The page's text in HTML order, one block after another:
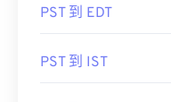
PST 到 EDT
PST 到 IST